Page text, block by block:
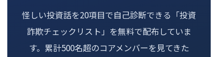
怪しい投資話を20項目で自己診断できる「投資
詐欺チェックリスト」を無料で配布していま
す。累計500名超のコアメンバーを見てきた